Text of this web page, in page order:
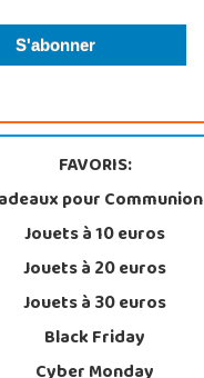
FAVORIS:
pour Communion
Jouets à 10 euros
Jouets à 20 euros
Jouets à 30 euros
Black Friday